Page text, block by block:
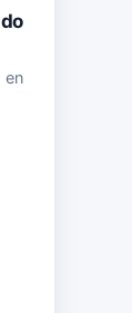
en